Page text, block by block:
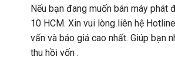
Nếu bạn đang muốn bán máy phát
10 HCM. Xin vui lòng liên hệ
vấn và báo giá cao nhất. Giúp bạn
thu hồi vốn .